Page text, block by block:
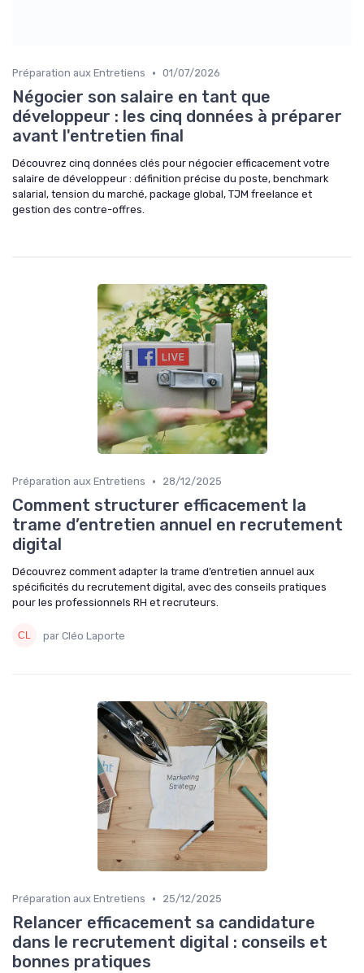
Préparation aux Entretiens • 01/07/2026
Négocier son salaire en tant que
développeur : les cinq données à préparer
avant l'entretien final
Découvrez cinq données clés pour négocier efficacement votre
salaire de développeur : définition précise du poste, benchmark
salarial, tension du marché, package global, TJM freelance et
gestion des contre-offres.
Préparation aux Entretiens • 28/12/2025
Comment structurer efficacement la
trame d’entretien annuel en recrutement
digital
Découvrez comment adapter la trame d’entretien annuel aux
spécificités du recrutement digital, avec des conseils pratiques
pour les professionnels RH et recruteurs.
par Cléo Laporte
Préparation aux Entretiens • 25/12/2025
Relancer efficacement sa candidature
dans le recrutement digital : conseils et
bonnes pratiques